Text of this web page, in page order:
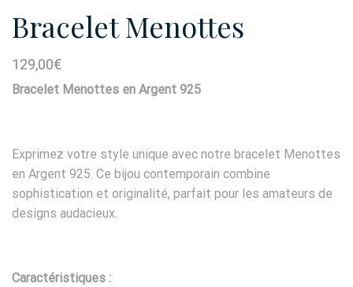
Bracelet Menottes
129,00€
Bracelet Menottes en Argent 925
Exprimez votre style unique avec notre bracelet Menottes
en Argent 925. Ce bijou contemporain combine
sophistication et originalité, parfait pour les amateurs de
designs audacieux.
Caractéristiques :